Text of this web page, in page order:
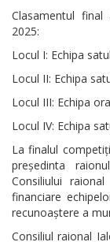
Clasamentul
2025:
Locul I: Echipa
Locul II: Echipa
Locul III: Echipa
Locul IV: Echipa
La finalul
președinta
Consiliului
financiare
recunoaștere a
Consiliul raional